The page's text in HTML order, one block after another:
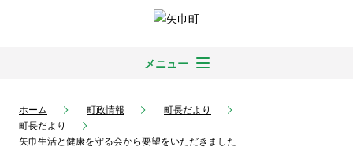
メニュー
ホーム 町政情報
町長だより
町長だより
矢巾生活と健康を守る会から要望をいただきました